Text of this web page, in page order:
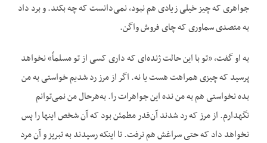
جواهری که چیز خیلی زیادی هم نبود، نمی‌دانست که چه بکند. و برد داد
به متصدی سماوری که چای فروش واگن.
به او گفت، «تو با این حالت ژنده‌ای که داری کسی از تو مسلماً» نخواهد
پرسید که چیزی همراهت هست یا نه. اگر از مرز رد شدیم خواستی به من
بده نخواستی هم به من نده این جواهرات را. به‌هرحال من نمی‌توانم
نگهدارم. از مرز که رد شدند آن‌قدر مطمئن بود که آن شخص اینها را پس
نخواهد داد که حتی سراغش هم نرفت. تا اینکه رسیدند به تبریز و آن مرد